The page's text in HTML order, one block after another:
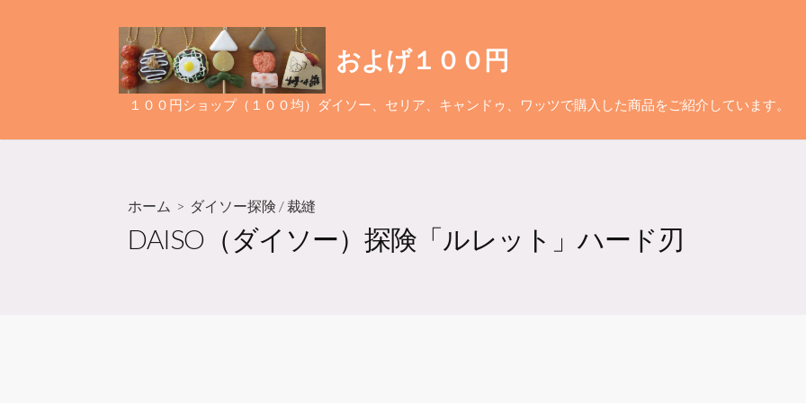
およげ１００円
１００円ショップ（１００均）ダイソー、セリア、キャンドゥ、ワッツで購入した商品をご紹介しています。
ホーム > ダイソー探険 / 裁縫
DAISO（ダイソー）探険「ルレット」ハード刃